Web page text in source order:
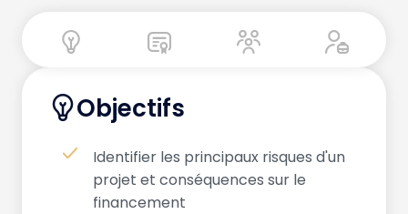
Objectifs
Identifier les principaux risques d'un
projet et conséquences sur le
financement